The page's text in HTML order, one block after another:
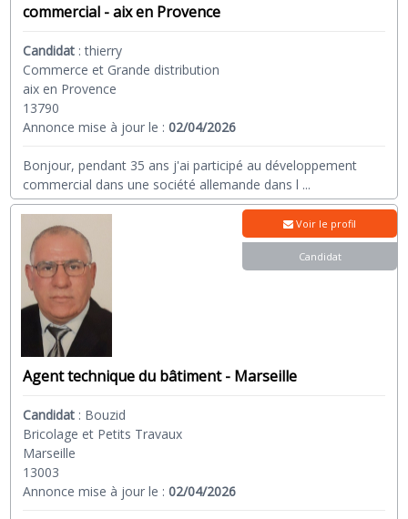
commercial - aix en Provence
Candidat :thierry
Commerce et Grande distribution
aix en Provence
13790
Annonce mise à jour le :02/04/2026
Bonjour, pendant 35 ans j'ai participé au développement
commercial dans une société allemande dans l ...
Agent technique du bâtiment - Marseille
Candidat : Bouzid
Bricolage et Petits Travaux
Marseille
13003
Annonce mise à jour le :02/04/2026
Voir le profil
Candidat